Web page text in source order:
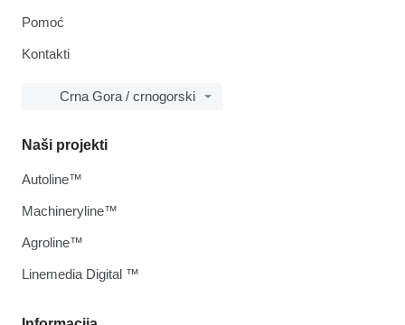
Pomoć
Kontakti
Crna Gora / crnogorski
Naši projekti
Autoline™
Machineryline™
Agroline™
Linemedia Digital ™